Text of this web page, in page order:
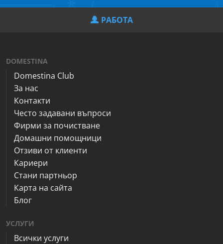
РАБОТА
DOMESTINA
Domestina Club
За нас
Контакти
Често задавани въпроси
Фирми за почистване
Домашни помощници
Отзиви от клиенти
Кариери
Стани партньор
Карта на сайта
Блог
УСЛУГИ
Всички услуги